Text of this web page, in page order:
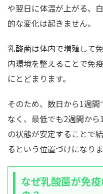
や翌日に体温が上がる、
的な変化は起きません。
乳酸菌は体内で増殖して
内環境を整えることで免
にとどまります。
そのため、数日から1週
なく、最低でも2週間か
の状態が安定することで
るという位置づけになりま
なぜ乳酸菌が免